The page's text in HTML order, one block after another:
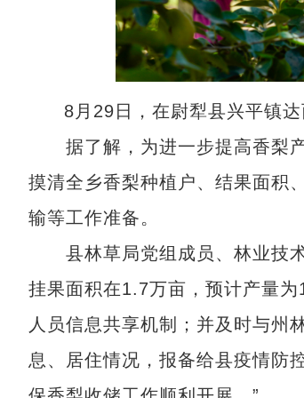
8月29日，在尉犁县兴平镇
据了解，为进一步提高香梨产
摸清全乡香梨种植户、结果面积
输等工作准备。
县林草局党组成员、林业技术
挂果面积在1.7万亩，预计产量
人员信息共享机制；并及时与州
息、居住情况，报备给县疫情防